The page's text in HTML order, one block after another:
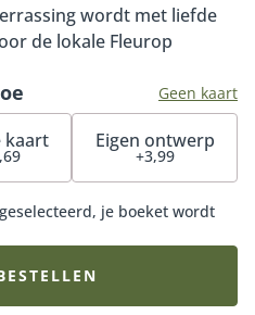
wordt met liefde
de lokale Fleurop
van dit moment
boeket om jezelf of
De
elk seizoen en is
sfeerimpressie van het
boeket wordt
de Fleurop bloemist
beschikbare seizoens
Geen kaart
kaart Eigen ontwerp
+3,99
geselecteerd, je boeket wordt